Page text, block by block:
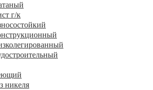
г/к
никеля